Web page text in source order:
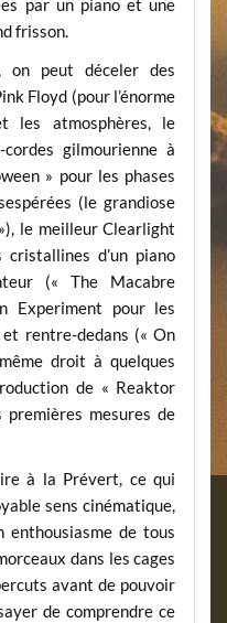
par un piano et une
frisson.
on peut déceler des
Floyd (pour l’énorme
les atmosphères, le
gilmourienne à
» pour les phases
(le grandiose
le meilleur Clearlight
cristallines d’un piano
(« The Macabre
Experiment pour les
rentre-dedans (« On
droit à quelques
de « Reaktor
mesures de
à la Prévert, ce qui
sens cinématique,
enthousiasme de tous
dans les cages
avant de pouvoir
de comprendre ce